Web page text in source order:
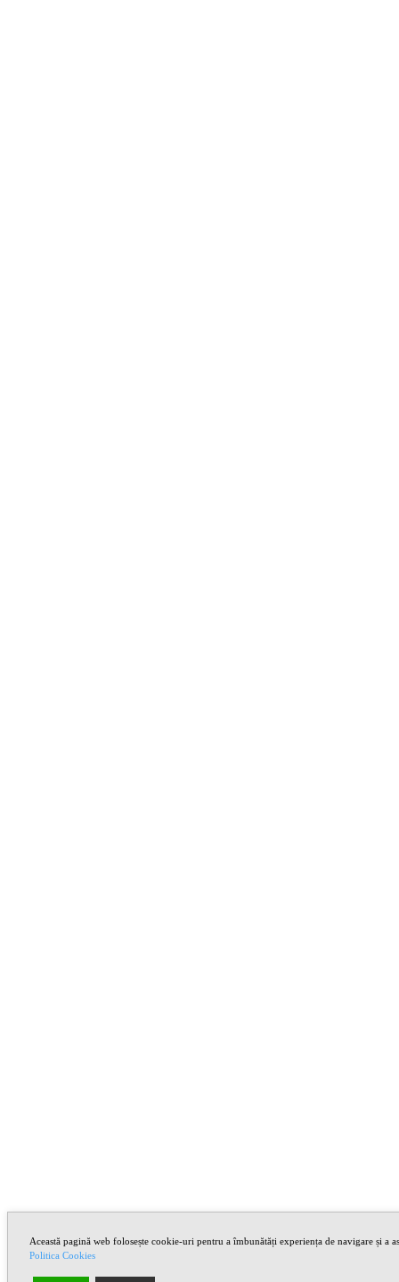
Această pagină web folosește cookie-uri pentru a îmbunătăți experiența de navigare și
Politica Cookies